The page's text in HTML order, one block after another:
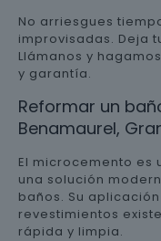
No arriesgues
improvisadas. Deja
Llámanos y
y garantía.
Reformar un
Benamaurel,
El microcemento es
una solución
baños. Su
revestimientos
rápida y limpia.